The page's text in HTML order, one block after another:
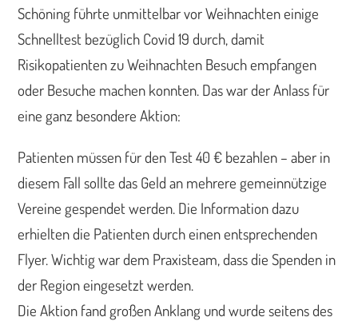
Schöning führte unmittelbar vor Weihnachten einige
Schnelltest bezüglich Covid 19 durch, damit
Risikopatienten zu Weihnachten Besuch empfangen
oder Besuche machen konnten. Das war der Anlass für
eine ganz besondere Aktion:
Patienten müssen für den Test 40 € bezahlen – aber in
diesem Fall sollte das Geld an mehrere gemeinnützige
Vereine gespendet werden. Die Information dazu
erhielten die Patienten durch einen entsprechenden
Flyer. Wichtig war dem Praxisteam, dass die Spenden in
der Region eingesetzt werden.
Die Aktion fand großen Anklang und wurde seitens des